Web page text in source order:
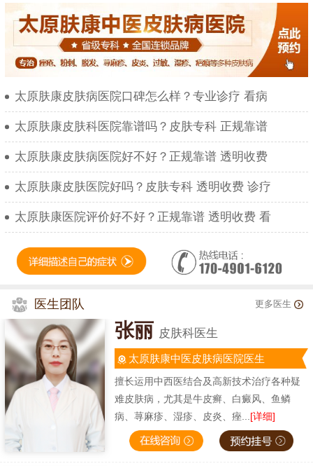
太原肤康皮肤病医院口碑怎么样？专业诊疗 看病
太原肤康皮肤科医院靠谱吗？皮肤专科 正规靠谱
太原肤康皮肤病医院好不好？正规靠谱 透明收费
太原肤康皮肤医院好吗？皮肤专科 透明收费 诊疗
太原肤康医院评价好不好？正规靠谱 透明收费 看
医生团队 更多医生
张丽 皮肤科医生
太原肤康中医皮肤病医院医生
擅长运用中西医结合及高新技术治疗各种疑
难皮肤病，尤其是牛皮癣、白癜风、鱼鳞
病、荨麻疹、湿疹、皮炎、痤... [详细]